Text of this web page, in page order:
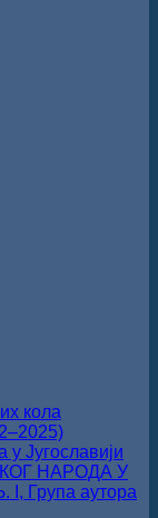
кола
у Југославији
НАРОДА У
Група аутора